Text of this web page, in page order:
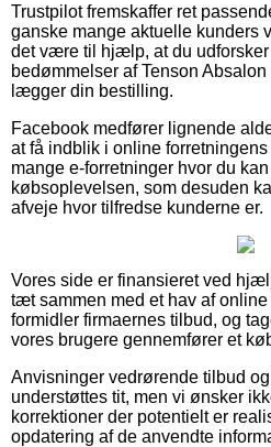
Trustpilot fremskaffer ret
ganske mange aktuelle kunders
det være til hjælp, at du
bedømmelser af Tenson
lægger din bestilling.
Facebook medfører lignende
at få indblik i online
mange e-forretninger hvor du
købsoplevelsen, som desuden
afveje hvor tilfredse kunderne er.
Vores side er finansieret ved
tæt sammen med et hav af
formidler firmaernes tilbud, og
vores brugere gennemfører et
Anvisninger vedrørende tilbud
understøttes tit, men vi ønsker
korrektioner der potentielt er
opdatering af de anvendte